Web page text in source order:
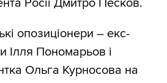
Росії Дмитро Песков.
опозиціонери – екс-
Ілля Пономарьов і
Ольга Курносова на